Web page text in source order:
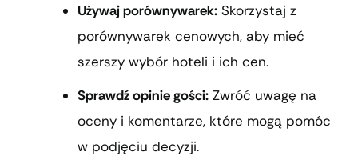
Używaj porównywarek: Skorzystaj z
porównywarek cenowych, aby mieć
szerszy wybór hoteli i ich cen.
Sprawdź opinie gości: Zwróć uwagę na
oceny i komentarze, które mogą pomóc
w podjęciu decyzji.